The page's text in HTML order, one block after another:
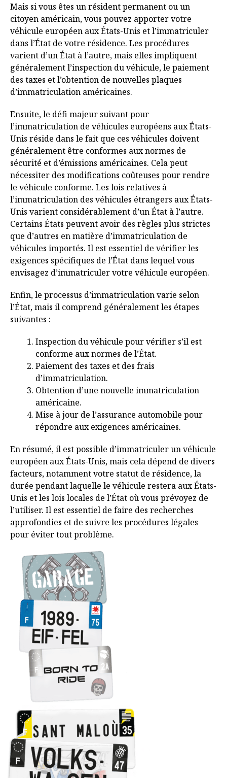
Mais si vous êtes un résident permanent ou un
citoyen américain, vous pouvez apporter votre
véhicule européen aux États-Unis et l’immatriculer
dans l’État de votre résidence. Les procédures
varient d’un État à l’autre, mais elles impliquent
généralement l’inspection du véhicule, le paiement
des taxes et l’obtention de nouvelles plaques
d’immatriculation américaines.
Ensuite, le défi majeur suivant pour
l’immatriculation de véhicules européens aux États-
Unis réside dans le fait que ces véhicules doivent
généralement être conformes aux normes de
sécurité et d’émissions américaines. Cela peut
nécessiter des modifications coûteuses pour rendre
le véhicule conforme. Les lois relatives à
l’immatriculation des véhicules étrangers aux États-
Unis varient considérablement d’un État à l’autre.
Certains États peuvent avoir des règles plus strictes
que d’autres en matière d’immatriculation de
véhicules importés. Il est essentiel de vérifier les
exigences spécifiques de l’État dans lequel vous
envisagez d’immatriculer votre véhicule européen.
Enfin, le processus d’immatriculation varie selon
l’État, mais il comprend généralement les étapes
suivantes :
Inspection du véhicule pour vérifier s’il est
conforme aux normes de l’État.
Paiement des taxes et des frais
d’immatriculation.
Obtention d’une nouvelle immatriculation
américaine.
Mise à jour de l’assurance automobile pour
répondre aux exigences américaines.
En résumé, il est possible d’immatriculer un véhicule
européen aux États-Unis, mais cela dépend de divers
facteurs, notamment votre statut de résidence, la
durée pendant laquelle le véhicule restera aux États-
Unis et les lois locales de l’État où vous prévoyez de
l’utiliser. Il est essentiel de faire des recherches
approfondies et de suivre les procédures légales
pour éviter tout problème.